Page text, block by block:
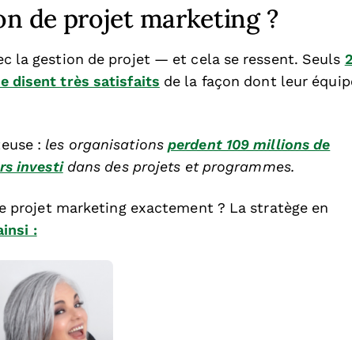
de projet marketing ?
la gestion de projet — et cela se ressent. Seuls
disent très satisfaits de la façon dont leur
: les organisationsperdent 109 millions de
investidans des projets et programmes.
projet marketing exactement ? La stratège en
: